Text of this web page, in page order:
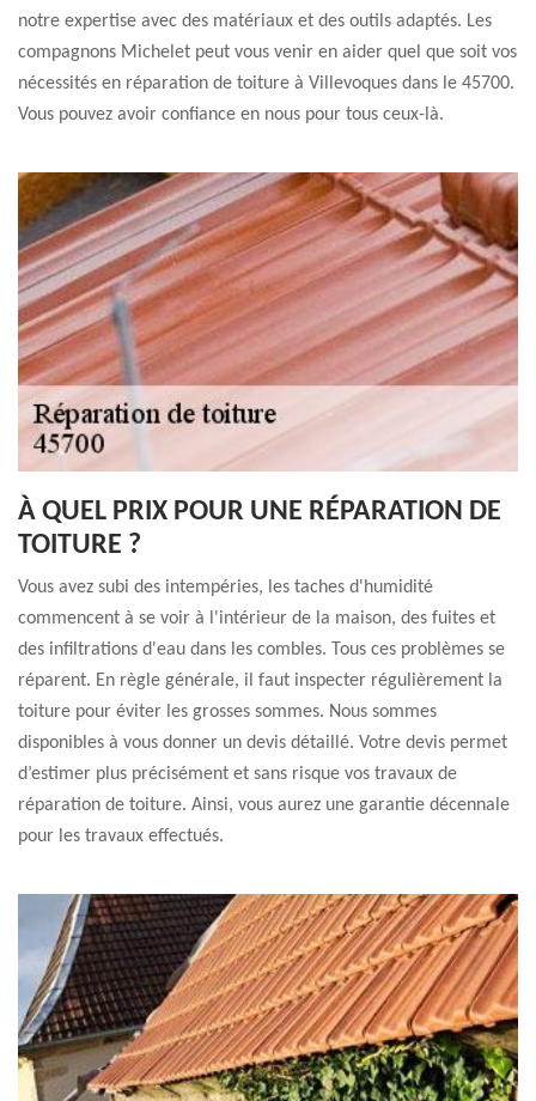
notre expertise avec des matériaux et des outils adaptés. Les
compagnons Michelet peut vous venir en aider quel que soit vos
nécessités en réparation de toiture à Villevoques dans le 45700.
Vous pouvez avoir confiance en nous pour tous ceux-là.
À QUEL PRIX POUR UNE RÉPARATION DE
TOITURE ?
Vous avez subi des intempéries, les taches d'humidité
commencent à se voir à l'intérieur de la maison, des fuites et
des infiltrations d'eau dans les combles. Tous ces problèmes se
réparent. En règle générale, il faut inspecter régulièrement la
toiture pour éviter les grosses sommes. Nous sommes
disponibles à vous donner un devis détaillé. Votre devis permet
d’estimer plus précisément et sans risque vos travaux de
réparation de toiture. Ainsi, vous aurez une garantie décennale
pour les travaux effectués.